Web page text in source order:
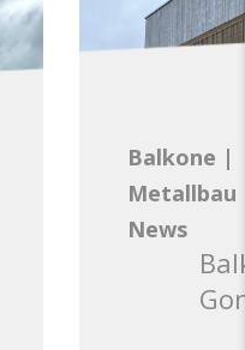
Balkone |
Metallbau
News